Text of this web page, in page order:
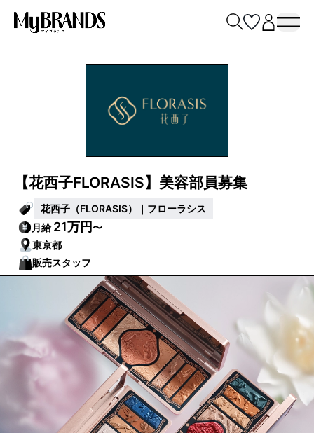
【花西子FLORASIS】美容部員募集
花西子（FLORASIS）｜フローラシス
月給21万円〜
東京都
販売スタッフ